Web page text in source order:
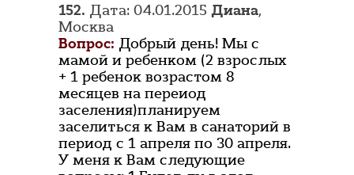
152. Дата: 04.01.2015 Диана,
Москва
Вопрос: Добрый день! Мы с
мамой и ребенком (2 взрослых
+ 1 ребенок возрастом 8
месяцев на переиод
заселения)планируем
заселиться к Вам в санаторий в
период с 1 апреля по 30 апреля.
У меня к Вам следующие